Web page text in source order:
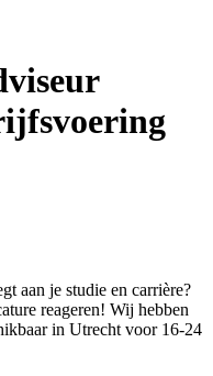
aan je studie en carrière?
reageren! Wij hebben
in Utrecht voor 16-24